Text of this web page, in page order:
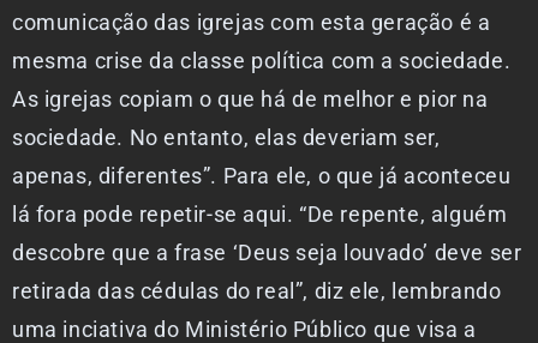
comunicação das igrejas com esta geração é a
mesma crise da classe política com a sociedade.
As igrejas copiam o que há de melhor e pior na
sociedade. No entanto, elas deveriam ser,
apenas, diferentes”. Para ele, o que já aconteceu
lá fora pode repetir-se aqui. “De repente, alguém
descobre que a frase ‘Deus seja louvado’ deve ser
retirada das cédulas do real”, diz ele, lembrando
uma inciativa do Ministério Público que visa a